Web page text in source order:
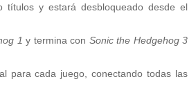
títulos y estará desbloqueado desde el
1 y termina con Sonic the Hedgehog 3
para cada juego, conectando todas las